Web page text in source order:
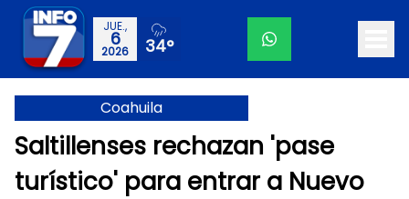
JUE.,
6
2026 34°
Coahuila
Saltillenses rechazan 'pase
turístico' para entrar a Nuevo